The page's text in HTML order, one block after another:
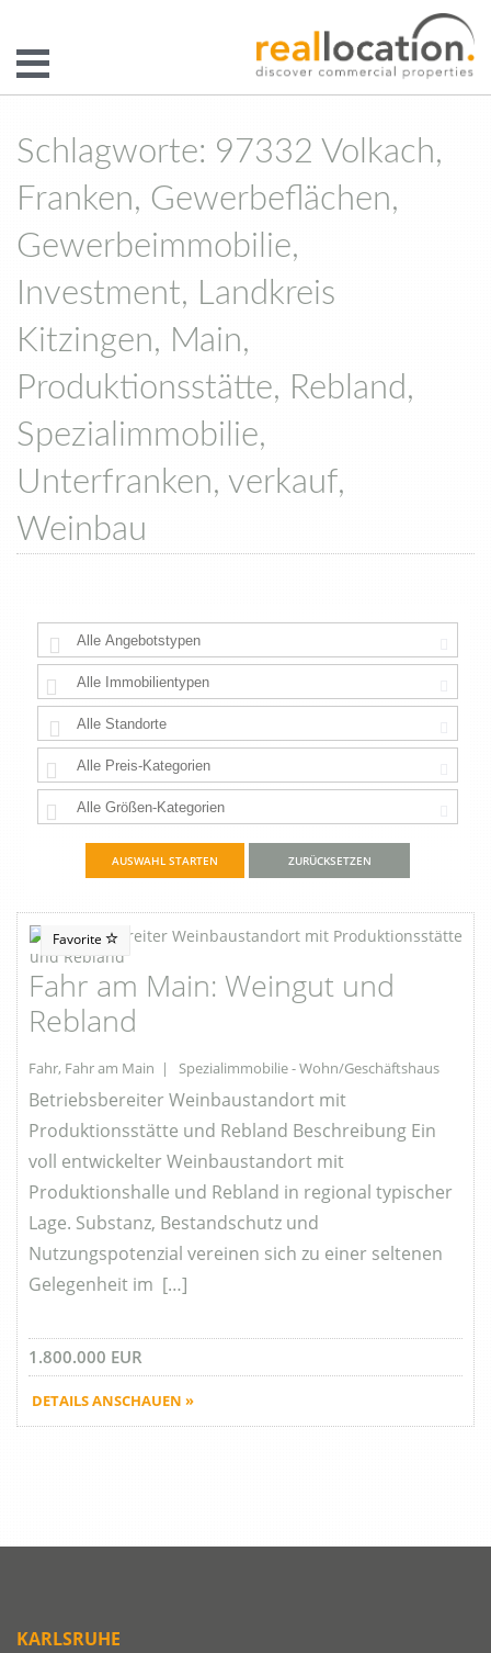
Schlagworte: 97332 Volkach,
Franken, Gewerbeflächen,
Gewerbeimmobilie,
Investment, Landkreis
Kitzingen, Main,
Produktionsstätte, Rebland,
Spezialimmobilie,
Unterfranken, verkauf,
Weinbau
ZURÜCKSETZEN
Favorite
Fahr am Main: Weingut und
Rebland
Fahr, Fahr am Main | Spezialimmobilie - Wohn/Geschäftshaus
Betriebsbereiter Weinbaustandort mit
Produktionsstätte und Rebland Beschreibung Ein
voll entwickelter Weinbaustandort mit
Produktionshalle und Rebland in regional typischer
Lage. Substanz, Bestandschutz und
Nutzungspotenzial vereinen sich zu einer seltenen
Gelegenheit im […]
1.800.000 EUR
DETAILS ANSCHAUEN »
KARLSRUHE